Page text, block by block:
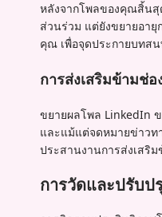
หลังจากโพลของคุณสิ้นสุ
ส่วนร่วม แต่ยังขยายอา
คุณ เพื่อจุดประกายบทส
การส่งเสริมข้ามช่อ
ขยายผลโพล LinkedIn
และแม้แต่จดหมายข่าวท
ประสานงานการส่งเสริ
การวัดและปรับป